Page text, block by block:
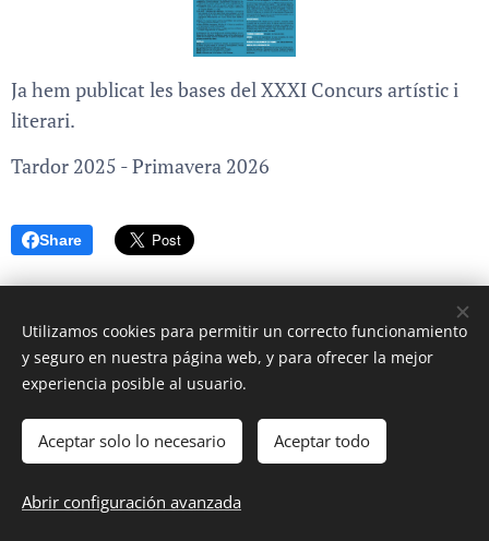
Ja hem publicat les bases del XXXI Concurs artístic i
literari.
Tardor 2025 - Primavera 2026
Share
Cookies
Utilizamos cookies para permitir un correcto funcionamiento
y seguro en nuestra página web, y para ofrecer la mejor
experiencia posible al usuario.
Aceptar solo lo necesario Aceptar todo
Abrir configuración avanzada